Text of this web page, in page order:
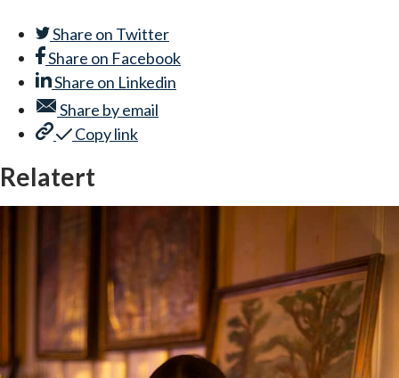
Share on Twitter
Share on Facebook
Share on Linkedin
Share byemail
Copy link
Relatert